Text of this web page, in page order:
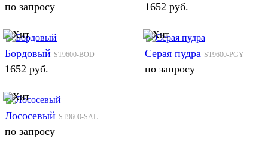
по запросу 1652 руб.
Бордовый ST9600-BOD
1652 руб.
Серая пудра ST9600-PGY
по запросу
Лососевый ST9600-SAL
по запросу